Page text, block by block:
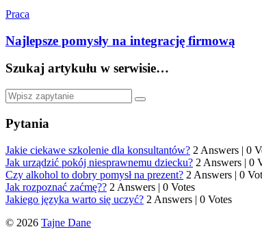
Praca
Najlepsze pomysły na integrację firmową
Szukaj artykułu w serwisie…
Pytania
Jakie ciekawe szkolenie dla konsultantów? 2 Answers | 0
Jak urządzić pokój niesprawnemu dziecku? 2 Answers | 0
Czy alkohol to dobry pomysł na prezent? 2 Answers | 0
Jak rozpoznać zaćmę?? 2 Answers | 0 Votes
Jakiego języka warto się uczyć? 2 Answers | 0 Votes
© 2026 Tajne Dane